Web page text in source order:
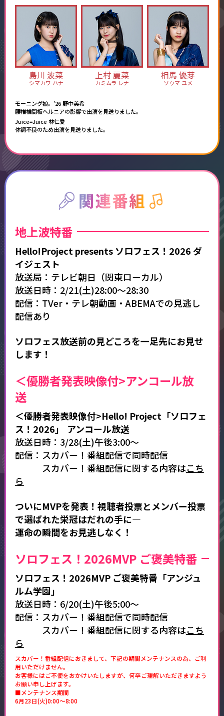
島川 波菜
シマカワ ハナ
上村 麗菜
カミムラ レナ
相馬 優芽
ソウマ ユメ
モーニング娘。'26 野中美希
腰椎椎間板ヘルニアの影響で出演を見送りました。
Juice=Juice 林仁愛
体調不良のため出演を見送りました。
地上波特番
Hello!Project presents ソロフェス！2026 ダ
イジェスト
放送局：テレビ朝日（関東ローカル）
放送日時：2/21(土)28:00～28:30
配信：TVer・テレ朝動画・ABEMAでの見逃し
配信あり
ソロフェス放送前の見どころを一足先にお見せ
します！
＜優勝者発表映像付>アンコール放
送
＜優勝者発表映像付>Hello! Project「ソロフェ
ス！2026」 アンコール放送
放送日時：3/28(土)午後3:00～
配信：スカパー！番組配信で同時配信
スカパー！番組配信に関する内容はこち
ら
ついにMVPを発表！視聴者投票とメンバー投票
で選ばれた栄冠はだれの手に―
運命の瞬間をお見逃しなく！
ソロフェス！2026MVP ご褒美特番
ソロフェス！2026MVP ご褒美特番「アンジュ
ルム学園」
放送日時：6/20(土)午後5:00～
配信：スカパー！番組配信で同時配信
スカパー！番組配信に関する内容はこち
ら
スカパー！番組配信におきまして、下記の期間メンテナンスの為、ご利
用いただけません。
お客様にはご不便をおかけいたしますが、何卒ご理解いただきますよう
お願い申し上げます。
■メンテナンス期間
6月23日(火)0:00～8:00